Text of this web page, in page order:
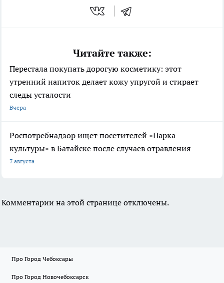
Читайте также:
Перестала покупать дорогую косметику: этот
утренний напиток делает кожу упругой и стирает
следы усталости
Вчера
Роспотребнадзор ищет посетителей «Парка
культуры» в Батайске после случаев отравления
7 августа
Комментарии на этой странице отключены.
Про Город Чебоксары
Про Город Новочебоксарск